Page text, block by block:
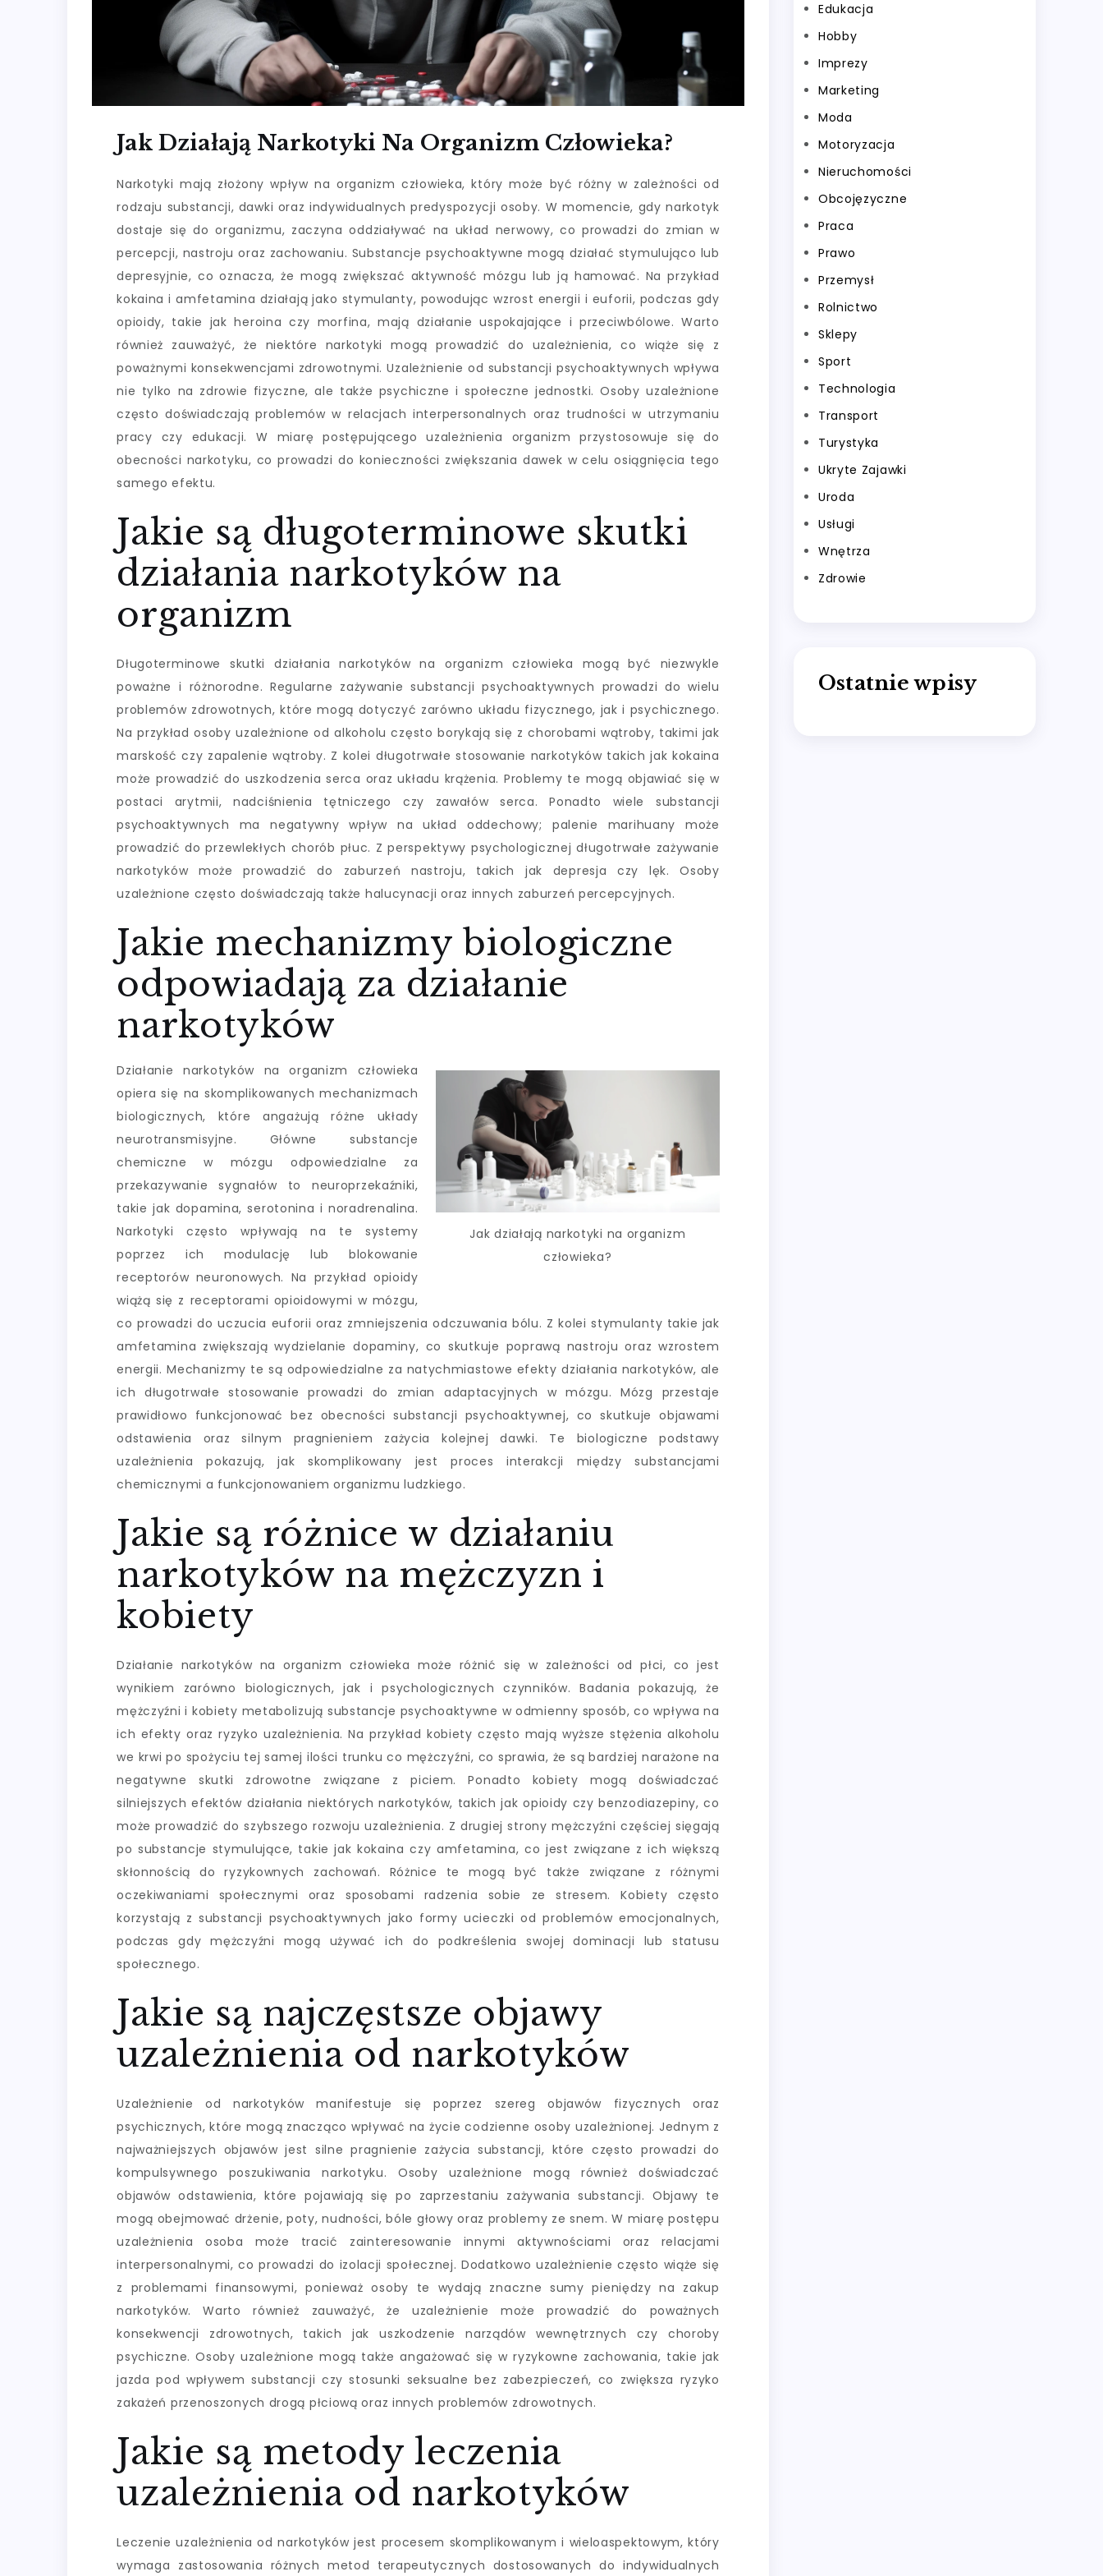
Jak Działają Narkotyki Na Organizm Człowieka?
Narkotyki mają złożony wpływ na organizm człowieka, który może być różny w zależności od
rodzaju substancji, dawki oraz indywidualnych predyspozycji osoby. W momencie, gdy narkotyk
dostaje się do organizmu, zaczyna oddziaływać na układ nerwowy, co prowadzi do zmian w
percepcji, nastroju oraz zachowaniu. Substancje psychoaktywne mogą działać stymulująco lub
depresyjnie, co oznacza, że mogą zwiększać aktywność mózgu lub ją hamować. Na przykład
kokaina i amfetamina działają jako stymulanty, powodując wzrost energii i euforii, podczas gdy
opioidy, takie jak heroina czy morfina, mają działanie uspokajające i przeciwbólowe. Warto
również zauważyć, że niektóre narkotyki mogą prowadzić do uzależnienia, co wiąże się z
poważnymi konsekwencjami zdrowotnymi. Uzależnienie od substancji psychoaktywnych wpływa
nie tylko na zdrowie fizyczne, ale także psychiczne i społeczne jednostki. Osoby uzależnione
często doświadczają problemów w relacjach interpersonalnych oraz trudności w utrzymaniu
pracy czy edukacji. W miarę postępującego uzależnienia organizm przystosowuje się do
obecności narkotyku, co prowadzi do konieczności zwiększania dawek w celu osiągnięcia tego
samego efektu.
Jakie są długoterminowe skutki
działania narkotyków na
organizm
Długoterminowe skutki działania narkotyków na organizm człowieka mogą być niezwykle
poważne i różnorodne. Regularne zażywanie substancji psychoaktywnych prowadzi do wielu
problemów zdrowotnych, które mogą dotyczyć zarówno układu fizycznego, jak i psychicznego.
Na przykład osoby uzależnione od alkoholu często borykają się z chorobami wątroby, takimi jak
marskość czy zapalenie wątroby. Z kolei długotrwałe stosowanie narkotyków takich jak kokaina
może prowadzić do uszkodzenia serca oraz układu krążenia. Problemy te mogą objawiać się w
postaci arytmii, nadciśnienia tętniczego czy zawałów serca. Ponadto wiele substancji
psychoaktywnych ma negatywny wpływ na układ oddechowy; palenie marihuany może
prowadzić do przewlekłych chorób płuc. Z perspektywy psychologicznej długotrwałe zażywanie
narkotyków może prowadzić do zaburzeń nastroju, takich jak depresja czy lęk. Osoby
uzależnione często doświadczają także halucynacji oraz innych zaburzeń percepcyjnych.
Jakie mechanizmy biologiczne
odpowiadają za działanie
narkotyków
Jak działają narkotyki na organizm
człowieka?
Działanie narkotyków na organizm człowieka
opiera się na skomplikowanych mechanizmach
biologicznych, które angażują różne układy
neurotransmisyjne. Główne substancje
chemiczne w mózgu odpowiedzialne za
przekazywanie sygnałów to neuroprzekaźniki,
takie jak dopamina, serotonina i noradrenalina.
Narkotyki często wpływają na te systemy
poprzez ich modulację lub blokowanie
receptorów neuronowych. Na przykład opioidy
wiążą się z receptorami opioidowymi w mózgu,
co prowadzi do uczucia euforii oraz zmniejszenia odczuwania bólu. Z kolei stymulanty takie jak
amfetamina zwiększają wydzielanie dopaminy, co skutkuje poprawą nastroju oraz wzrostem
energii. Mechanizmy te są odpowiedzialne za natychmiastowe efekty działania narkotyków, ale
ich długotrwałe stosowanie prowadzi do zmian adaptacyjnych w mózgu. Mózg przestaje
prawidłowo funkcjonować bez obecności substancji psychoaktywnej, co skutkuje objawami
odstawienia oraz silnym pragnieniem zażycia kolejnej dawki. Te biologiczne podstawy
uzależnienia pokazują, jak skomplikowany jest proces interakcji między substancjami
chemicznymi a funkcjonowaniem organizmu ludzkiego.
Jakie są różnice w działaniu
narkotyków na mężczyzn i
kobiety
Działanie narkotyków na organizm człowieka może różnić się w zależności od płci, co jest
wynikiem zarówno biologicznych, jak i psychologicznych czynników. Badania pokazują, że
mężczyźni i kobiety metabolizują substancje psychoaktywne w odmienny sposób, co wpływa na
ich efekty oraz ryzyko uzależnienia. Na przykład kobiety często mają wyższe stężenia alkoholu
we krwi po spożyciu tej samej ilości trunku co mężczyźni, co sprawia, że są bardziej narażone na
negatywne skutki zdrowotne związane z piciem. Ponadto kobiety mogą doświadczać
silniejszych efektów działania niektórych narkotyków, takich jak opioidy czy benzodiazepiny, co
może prowadzić do szybszego rozwoju uzależnienia. Z drugiej strony mężczyźni częściej sięgają
po substancje stymulujące, takie jak kokaina czy amfetamina, co jest związane z ich większą
skłonnością do ryzykownych zachowań. Różnice te mogą być także związane z różnymi
oczekiwaniami społecznymi oraz sposobami radzenia sobie ze stresem. Kobiety często
korzystają z substancji psychoaktywnych jako formy ucieczki od problemów emocjonalnych,
podczas gdy mężczyźni mogą używać ich do podkreślenia swojej dominacji lub statusu
społecznego.
Jakie są najczęstsze objawy
uzależnienia od narkotyków
Uzależnienie od narkotyków manifestuje się poprzez szereg objawów fizycznych oraz
psychicznych, które mogą znacząco wpływać na życie codzienne osoby uzależnionej. Jednym z
najważniejszych objawów jest silne pragnienie zażycia substancji, które często prowadzi do
kompulsywnego poszukiwania narkotyku. Osoby uzależnione mogą również doświadczać
objawów odstawienia, które pojawiają się po zaprzestaniu zażywania substancji. Objawy te
mogą obejmować drżenie, poty, nudności, bóle głowy oraz problemy ze snem. W miarę postępu
uzależnienia osoba może tracić zainteresowanie innymi aktywnościami oraz relacjami
interpersonalnymi, co prowadzi do izolacji społecznej. Dodatkowo uzależnienie często wiąże się
z problemami finansowymi, ponieważ osoby te wydają znaczne sumy pieniędzy na zakup
narkotyków. Warto również zauważyć, że uzależnienie może prowadzić do poważnych
konsekwencji zdrowotnych, takich jak uszkodzenie narządów wewnętrznych czy choroby
psychiczne. Osoby uzależnione mogą także angażować się w ryzykowne zachowania, takie jak
jazda pod wpływem substancji czy stosunki seksualne bez zabezpieczeń, co zwiększa ryzyko
zakażeń przenoszonych drogą płciową oraz innych problemów zdrowotnych.
Jakie są metody leczenia
uzależnienia od narkotyków
Leczenie uzależnienia od narkotyków jest procesem skomplikowanym i wieloaspektowym, który
wymaga zastosowania różnych metod terapeutycznych dostosowanych do indywidualnych
Edukacja
Hobby
Imprezy
Marketing
Moda
Motoryzacja
Nieruchomości
Obcojęzyczne
Praca
Prawo
Przemysł
Rolnictwo
Sklepy
Sport
Technologia
Transport
Turystyka
Ukryte Zajawki
Uroda
Usługi
Wnętrza
Zdrowie
Ostatnie wpisy